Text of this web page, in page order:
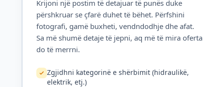
Krijoni një postim të detajuar të punës duke
përshkruar se çfarë duhet të bëhet. Përfshini
fotografi, gamë buxheti, vendndodhje dhe afat.
Sa më shumë detaje të jepni, aq më të mira oferta
do të merrni.
Zgjidhni kategorinë e shërbimit (hidraulikë,
elektrik, etj.)